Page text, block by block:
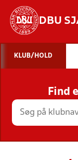
DBU
KLUB/HOLD
Find